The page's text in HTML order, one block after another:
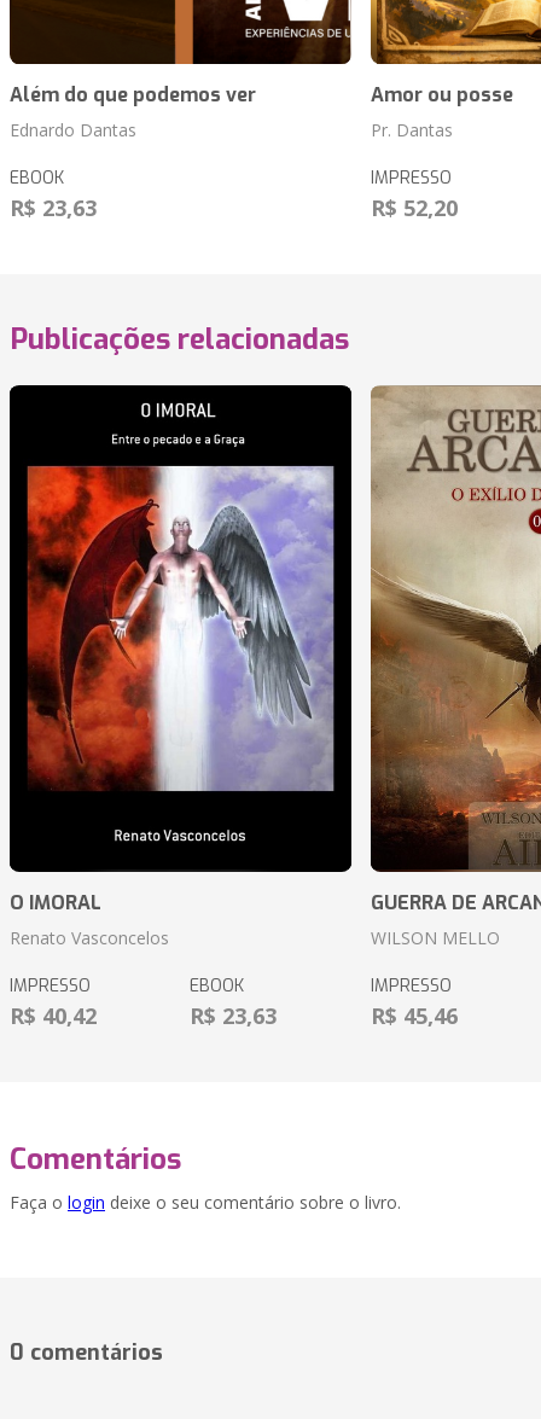
Além do que podemos ver
Ednardo Dantas
EBOOK
R$ 23,63
Amor ou posse
Pr. Dantas
IMPRESSO
R$ 52,20
Publicações relacionadas
O IMORAL
Renato Vasconcelos
IMPRESSO
R$ 40,42
EBOOK
R$ 23,63
GUERRA DE
WILSON MELLO
IMPRESSO
R$ 45,46
Comentários
Faça o login deixe o seu comentário sobre o livro.
0 comentários